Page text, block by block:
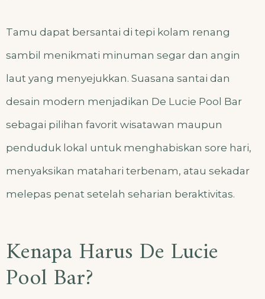
Tamu dapat bersantai di tepi kolam renang
sambil menikmati minuman segar dan angin
laut yang menyejukkan. Suasana santai dan
desain modern menjadikan De Lucie Pool Bar
sebagai pilihan favorit wisatawan maupun
penduduk lokal untuk menghabiskan sore hari,
menyaksikan matahari terbenam, atau sekadar
melepas penat setelah seharian beraktivitas.
Kenapa Harus De Lucie
Pool Bar?